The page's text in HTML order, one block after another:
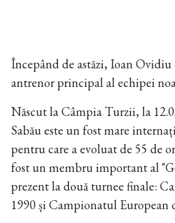
Începând de astăzi, Ioan Ovidiu
antrenor principal al echipei
Născut la Câmpia Turzii, la
Sabău este un fost mare
pentru care a evoluat de 55 de
fost un membru important al
prezent la două turnee finale:
1990 și Campionatul European